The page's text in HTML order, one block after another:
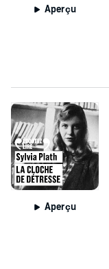
Aperçu
Aperçu